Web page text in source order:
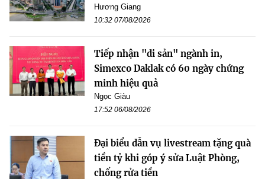
Hương Giang
10:32 07/08/2026
Tiếp nhận "di sản" ngành in,
Simexco Daklak có 60 ngày chứng
minh hiệu quả
Ngọc Giàu
17:52 06/08/2026
Đại biểu dẫn vụ livestream tặng quà
tiền tỷ khi góp ý sửa Luật Phòng,
chống rửa tiền